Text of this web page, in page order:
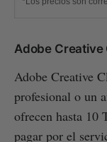
Adobe Creative
Adobe Creative
profesional o un
ofrecen hasta 10
pagar por el